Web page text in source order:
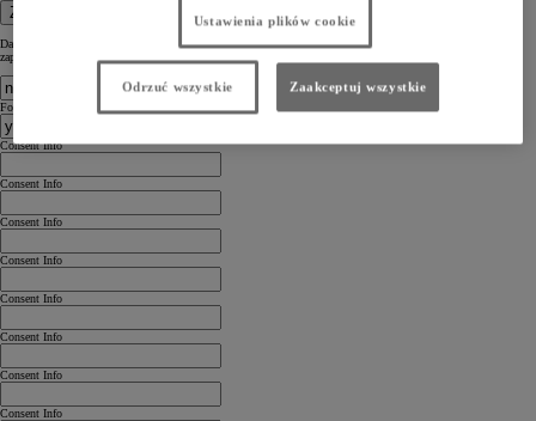
Zapisz się
Dane, które przesyłasz, nie będą użyte i dystrybuowane w żadnym innym projekcie niż ten, do którego się
zapisujesz. Więcej informacji znajdziesz w
Form campaign
Consent Info
Consent Info
Consent Info
Consent Info
Consent Info
Consent Info
Consent Info
Consent Info
Ustawienia plików cookie
Odrzuć wszystkie Zaakceptuj wszystkie